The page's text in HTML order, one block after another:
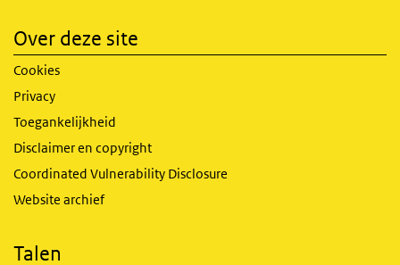
Over deze site
Cookies
Privacy
Toegankelijkheid
Disclaimer en copyright
Coordinated Vulnerability Disclosure
Website archief
Talen